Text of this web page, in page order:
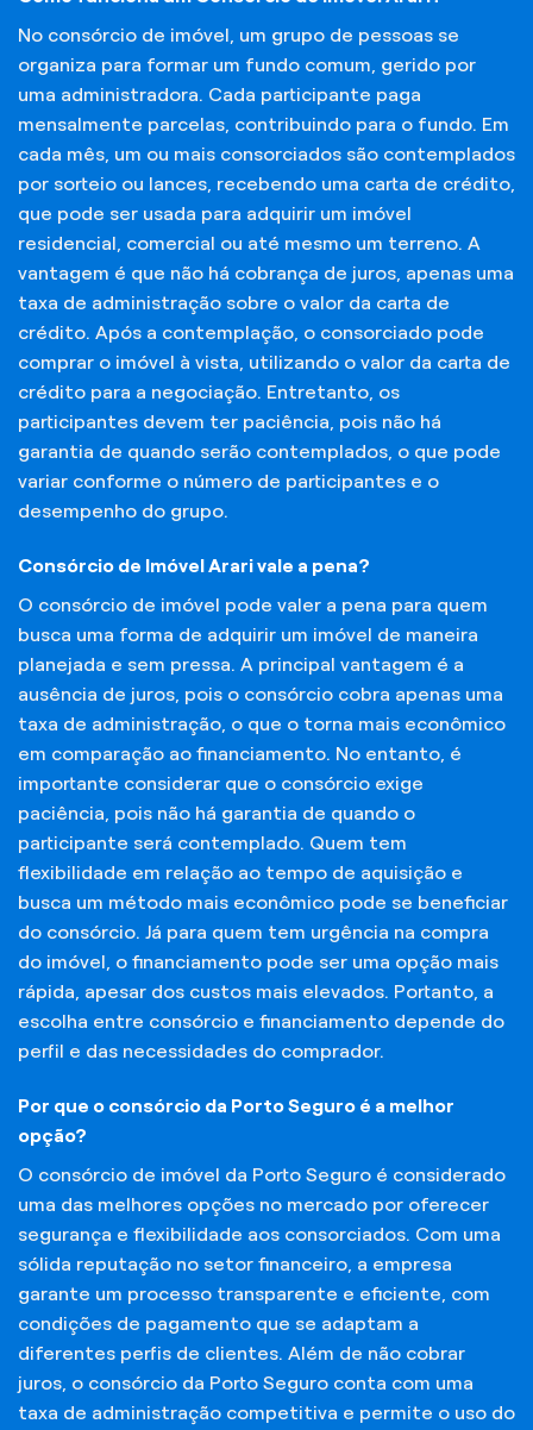
No consórcio de imóvel, um grupo de pessoas se
organiza para formar um fundo comum, gerido por
uma administradora. Cada participante paga
mensalmente parcelas, contribuindo para o fundo. Em
cada mês, um ou mais consorciados são contemplados
por sorteio ou lances, recebendo uma carta de crédito,
que pode ser usada para adquirir um imóvel
residencial, comercial ou até mesmo um terreno. A
vantagem é que não há cobrança de juros, apenas uma
taxa de administração sobre o valor da carta de
crédito. Após a contemplação, o consorciado pode
comprar o imóvel à vista, utilizando o valor da carta de
crédito para a negociação. Entretanto, os
participantes devem ter paciência, pois não há
garantia de quando serão contemplados, o que pode
variar conforme o número de participantes e o
desempenho do grupo.
Consórcio de Imóvel Arari vale a pena?
O consórcio de imóvel pode valer a pena para quem
busca uma forma de adquirir um imóvel de maneira
planejada e sem pressa. A principal vantagem é a
ausência de juros, pois o consórcio cobra apenas uma
taxa de administração, o que o torna mais econômico
em comparação ao financiamento. No entanto, é
importante considerar que o consórcio exige
paciência, pois não há garantia de quando o
participante será contemplado. Quem tem
flexibilidade em relação ao tempo de aquisição e
busca um método mais econômico pode se beneficiar
do consórcio. Já para quem tem urgência na compra
do imóvel, o financiamento pode ser uma opção mais
rápida, apesar dos custos mais elevados. Portanto, a
escolha entre consórcio e financiamento depende do
perfil e das necessidades do comprador.
Por que o consórcio da Porto Seguro é a melhor
opção?
O consórcio de imóvel da Porto Seguro é considerado
uma das melhores opções no mercado por oferecer
segurança e flexibilidade aos consorciados. Com uma
sólida reputação no setor financeiro, a empresa
garante um processo transparente e eficiente, com
condições de pagamento que se adaptam a
diferentes perfis de clientes. Além de não cobrar
juros, o consórcio da Porto Seguro conta com uma
taxa de administração competitiva e permite o uso do